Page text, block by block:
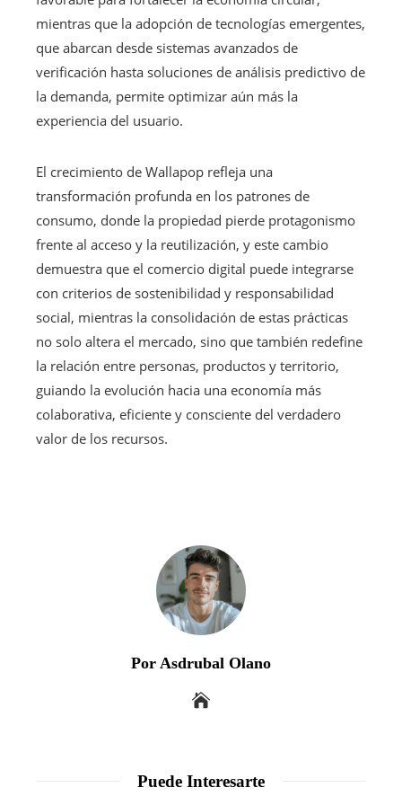
mientras que la adopción de tecnologías emergentes,
que abarcan desde sistemas avanzados de
verificación hasta soluciones de análisis predictivo de
la demanda, permite optimizar aún más la
experiencia del usuario.
El crecimiento de Wallapop refleja una
transformación profunda en los patrones de
consumo, donde la propiedad pierde protagonismo
frente al acceso y la reutilización, y este cambio
demuestra que el comercio digital puede integrarse
con criterios de sostenibilidad y responsabilidad
social, mientras la consolidación de estas prácticas
no solo altera el mercado, sino que también redefine
la relación entre personas, productos y territorio,
guiando la evolución hacia una economía más
colaborativa, eficiente y consciente del verdadero
valor de los recursos.
Por Asdrubal Olano
Puede Interesarte